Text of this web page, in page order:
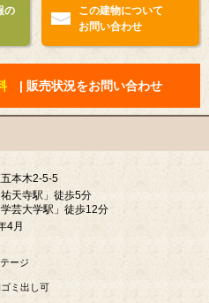
の
この建物について
お問い合わせ
| 販売状況をお問い合わせ
本木2-5-5
天寺駅」徒歩5分
芸大学駅」徒歩12分
4月
ージ
ミ出し可